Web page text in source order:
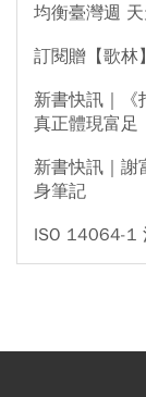
均衡臺灣週
訂閱贈【歌林
新書快訊｜《
真正體現富足
新書快訊｜謝
身筆記
ISO 14064-1